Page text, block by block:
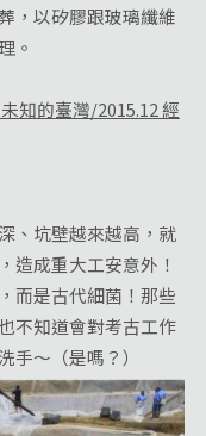
，以矽膠跟玻璃纖維
。
知的臺灣/2015.12 經
、坑壁越來越高，就
造成重大工安意外！
而是古代細菌！那些
不知道會對考古工作
手～（是嗎？）